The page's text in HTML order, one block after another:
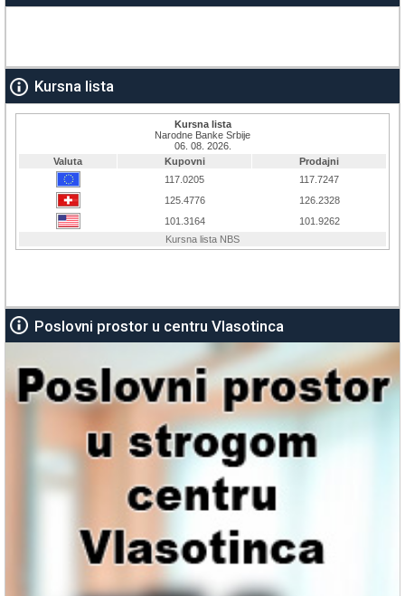
Kursna lista
Poslovni prostor u centru Vlasotinca